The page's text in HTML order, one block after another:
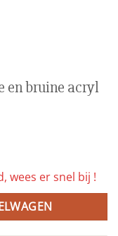
en bruine acryl
wees er snel bij !